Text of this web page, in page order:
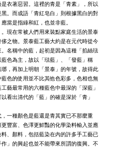
衣著惡習。這裡的青是「青素」，所以
。而成語「青紅皂白」則根據黑白的對
當是指綠和紅，也並非藍。
在常被人們用來裝點家庭生活的景泰
之物。景泰藍工藝大約是在元代時從今
名稱中的藍，起初是因為這種「掐絲琺
色為主，故以「琺藍」、「發藍」稱
，再加上明朝「景泰」的年號，故得此
色的使用並不比其他色彩多，色相也無
藝最常用的六種藍色中最深的「深藍」
看出清代的「藍」的確是深於「青」
種顏色是藍還是青其實已不那麼重
豐富、色澤更鮮豔的化學染料輸入並應
、顏料，包括藍染在內的許多手工藝已
」的興起也並不能帶來所謂的復興。不